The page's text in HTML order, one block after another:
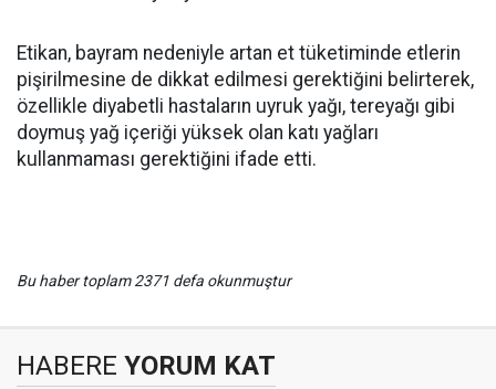
Etikan, bayram nedeniyle artan et tüketiminde etlerin
pişirilmesine de dikkat edilmesi gerektiğini belirterek,
özellikle diyabetli hastaların uyruk yağı, tereyağı gibi
doymuş yağ içeriği yüksek olan katı yağları
kullanmaması gerektiğini ifade etti.
Bu haber toplam 2371 defa okunmuştur
HABERE YORUM KAT